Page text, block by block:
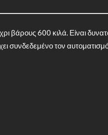
βάρους 600 κιλά. Είναι
συνδεδεμένο τον